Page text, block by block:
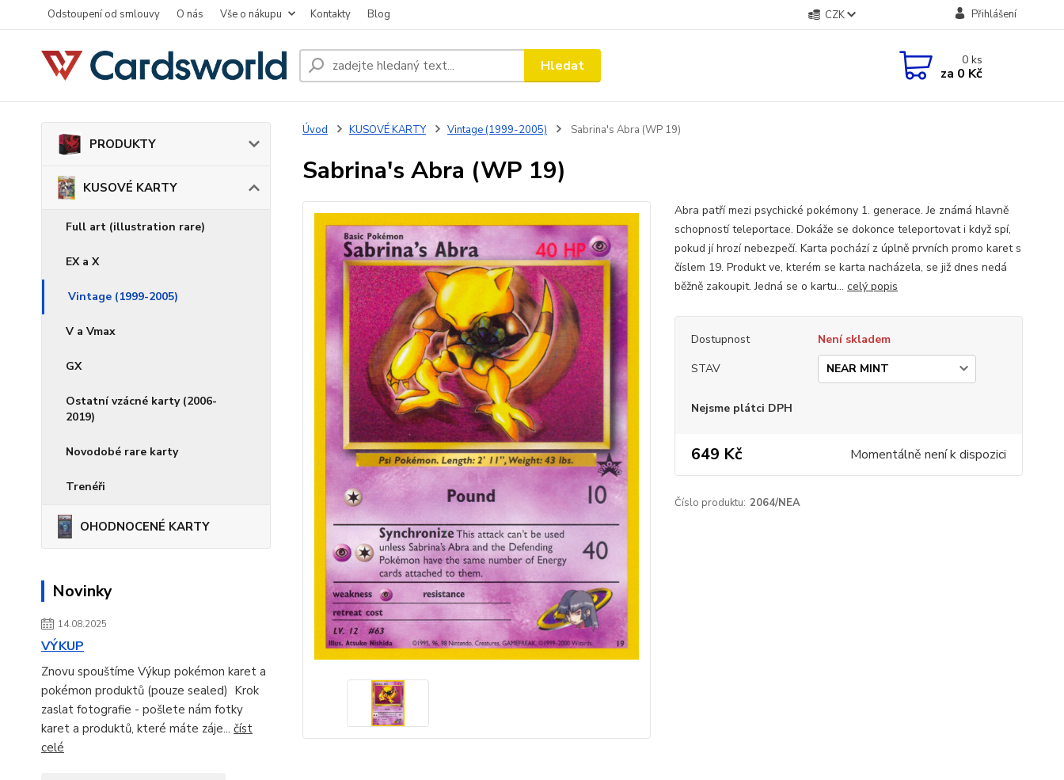
Odstoupení od smlouvy O nás Vše o nákupu Kontakty Blog CZK Přihlášení
Hledat 0ks
za 0 Kč
PRODUKTY
KUSOVÉ KARTY
Full art (illustration rare)
EX a X
Vintage (1999-2005)
V a Vmax
GX
Ostatní vzácné karty (2006-
2019)
Novodobé rare karty
Trenéři
OHODNOCENÉ KARTY
Novinky
14.08.2025
VÝKUP
Znovu spouštíme Výkup pokémon karet a
pokémon produktů (pouze sealed) Krok
zaslat fotografie - pošlete nám fotky
karet a produktů, které máte záje... číst
celé
Úvod KUSOVÉ KARTY Vintage (1999-2005) Sabrina's Abra (WP 19)
Sabrina's Abra (WP 19)
Abra patří mezi psychické pokémony 1. generace. Je známá hlavně
schopností teleportace. Dokáže se dokonce teleportovat i když spí,
pokud jí hrozí nebezpečí. Karta pochází z úplně prvních promo karet s
číslem 19. Produkt ve, kterém se karta nacházela, se již dnes nedá
běžně zakoupit. Jedná se o kartu... celý popis
Dostupnost
Není skladem
STAV
Nejsme plátci DPH
649 Kč Momentálně není k dispozici
Číslo produktu: 2064/NEA